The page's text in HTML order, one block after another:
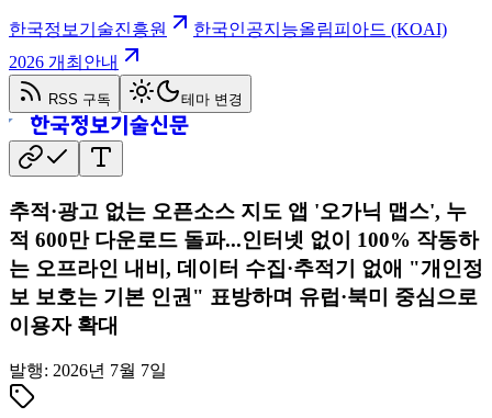
한국정보기술진흥원
한국인공지능올림피아드 (KOAI)
2026 개최안내
RSS 구독 테마 변경
추적·광고 없는 오픈소스 지도 앱 '오가닉 맵스', 누
적 600만 다운로드 돌파...인터넷 없이 100% 작동하
는 오프라인 내비, 데이터 수집·추적기 없애 "개인정
보 보호는 기본 인권" 표방하며 유럽·북미 중심으로
이용자 확대
발행: 2026년 7월 7일